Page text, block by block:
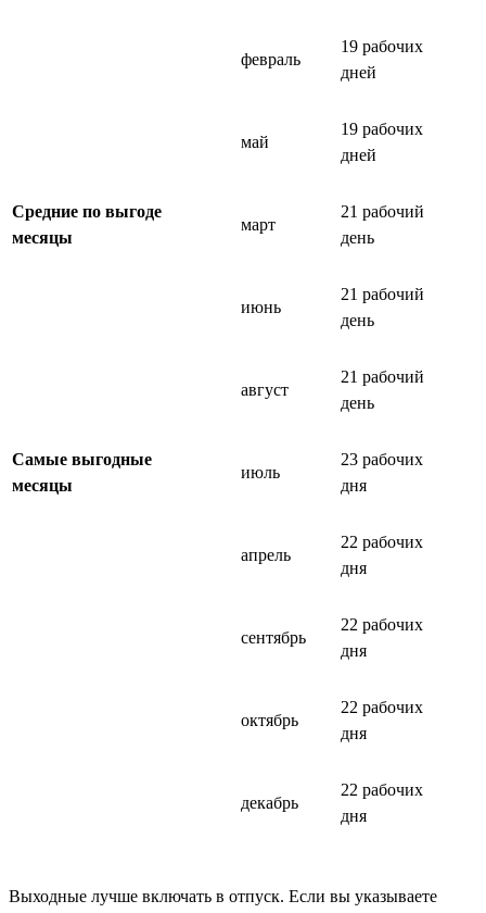
февраль
19 рабочих
дней
май
19 рабочих
дней
Средние по выгоде
месяцы
март
21 рабочий
день
июнь
21 рабочий
день
август
21 рабочий
день
Самые выгодные
месяцы
июль
23 рабочих
дня
апрель
22 рабочих
дня
сентябрь
22 рабочих
дня
октябрь
22 рабочих
дня
декабрь
22 рабочих
дня
Выходные лучше включать в отпуск. Если вы указываете